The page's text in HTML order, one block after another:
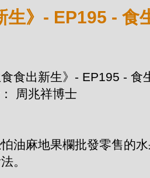
生》- EP195 -
食出新生》- EP195 - 食
周兆祥博士
油麻地果欄批發零售的
。